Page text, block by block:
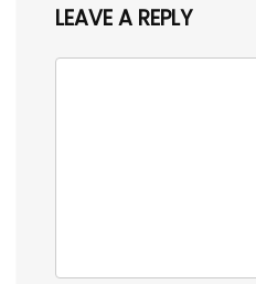
LEAVE A REPLY